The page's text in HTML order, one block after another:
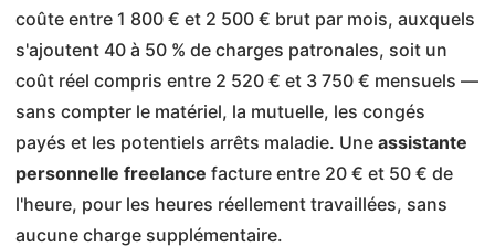
coûte entre 1 800 € et 2 500 € brut par mois, auxquels
s'ajoutent 40 à 50 % de charges patronales, soit un
coût réel compris entre 2 520 € et 3 750 € mensuels —
sans compter le matériel, la mutuelle, les congés
payés et les potentiels arrêts maladie. Une assistante
personnelle freelance facture entre 20 € et 50 € de
l'heure, pour les heures réellement travaillées, sans
aucune charge supplémentaire.